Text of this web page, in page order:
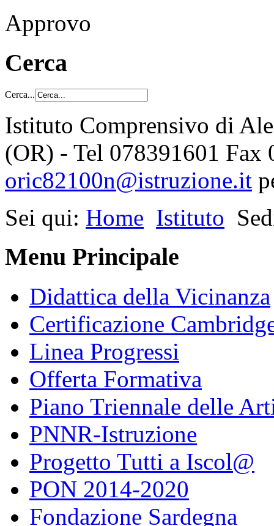
Approvo
Cerca
Cerca...
Istituto Comprensivo di
(OR) - Tel 078391601 Fax
oric82100n@istruzione.it
Sei qui: Home Istituto
Menu Principale
Didattica della Vicinanza
Certificazione
Linea Progressi
Offerta Formativa
Piano Triennale delle
PNNR-Istruzione
Progetto Tutti a Iscol@
PON 2014-2020
Fondazione Sardegna